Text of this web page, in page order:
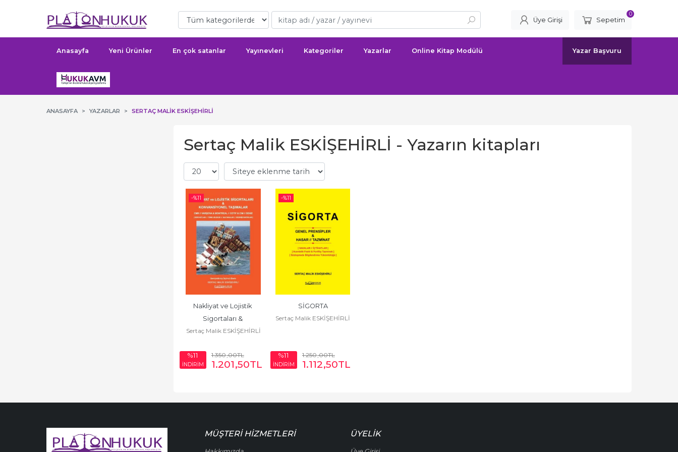
Üye Girişi Sepetim
0
Anasayfa Yeni Ürünler En çok satanlar Yayınevleri Kategoriler Yazarlar Online Kitap Modülü Yazar Başvuru
ANASAYFA YAZARLAR SERTAÇ MALIK ESKİŞEHİRLİ
Sertaç Malik ESKİŞEHİRLİ - Yazarın kitapları
-%11
Nakliyat ve Lojistik
Sigortaları &
Konvansiyonel
Sertaç Malik ESKİŞEHİRLİ
%11
İNDİRİM
1.350,00TL
1.201,50TL
-%11
SİGORTA
Sertaç Malik ESKİŞEHİRLİ
%11
İNDİRİM
1.250,00TL
1.112,50TL
MÜŞTERI HIZMETLERI ÜYELIK